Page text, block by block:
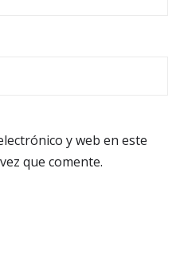
y web en este
que comente.